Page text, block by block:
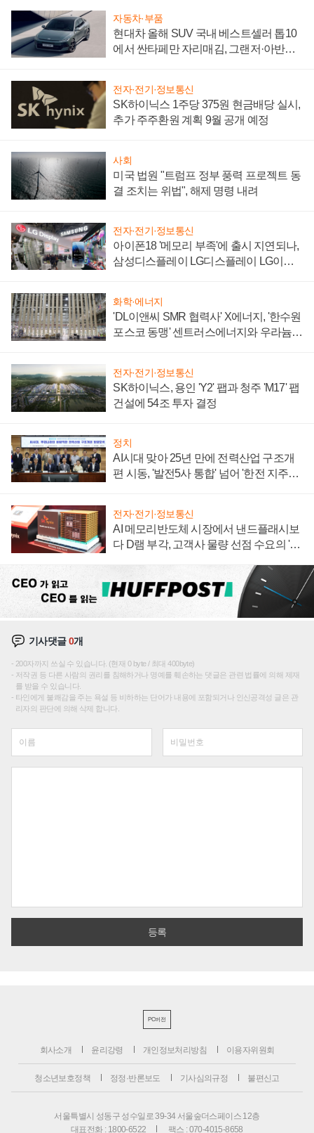
자동차·부품
현대차 올해 SUV 국내 베스트셀러 톱10
에서 싼타페만 자리매김, 그랜저·아반떼
전자·전기·정보통신
SK하이닉스 1주당 375원 현금배당 실시,
추가 주주환원 계획 9월 공개 예정
사회
미국 법원 "트럼프 정부 풍력 프로젝트 동
결 조치는 위법", 해제 명령 내려
전자·전기·정보통신
아이폰18 '메모리 부족'에 출시 지연되나,
삼성디스플레이 LG디스플레이 LG이노
화학·에너지
'DL이앤씨 SMR 협력사' X에너지, '한수원
포스코 동맹' 센트러스에너지와 우라늄
전자·전기·정보통신
SK하이닉스, 용인 'Y2' 팹과 청주 'M17' 팹
건설에 54조 투자 결정
정치
AI시대 맞아 25년 만에 전력산업 구조개
편 시동, '발전5사 통합' 넘어 '한전 지주사'
전자·전기·정보통신
AI 메모리반도체 시장에서 낸드플래시보
다 D램 부각, 고객사 물량 선점 수요의 '우
기사댓글0개
200자까지 쓰실 수 있습니다. (현재 0 byte / 최대 400byte)
저작권 등 다른 사람의 권리를 침해하거나 명예를 훼손하는 댓글은 관련 법률에 의해 제재
를 받을 수 있습니다.
타인에게 불쾌감을 주는 욕설 등 비하하는 단어가 내용에 포함되거나 인신공격성 글은 관
리자의 판단에 의해 삭제 합니다.
PC버전
회사소개 윤리강령 개인정보처리방침 이용자위원회
청소년보호정책 정정·반론보도 기사심의규정 불편신고
서울특별시 성동구 성수일로 39-34 서울숲더스페이스 12층
대표전화 : 1800-6522
팩스 : 070-4015-8658